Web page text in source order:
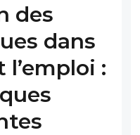
des
dans
l’emploi :